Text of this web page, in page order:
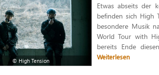
© High Tension
Etwas abseits der
befinden sich High
besondere Musik
World Tour with
bereits Ende
Weiterlesen